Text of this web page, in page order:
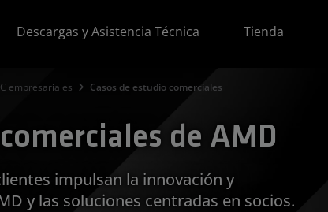
Descargas y Asistencia Técnica Tienda
empresariales Casos de estudio comerciales
de AMD
impulsan la innovación y
y las soluciones centradas en socios.